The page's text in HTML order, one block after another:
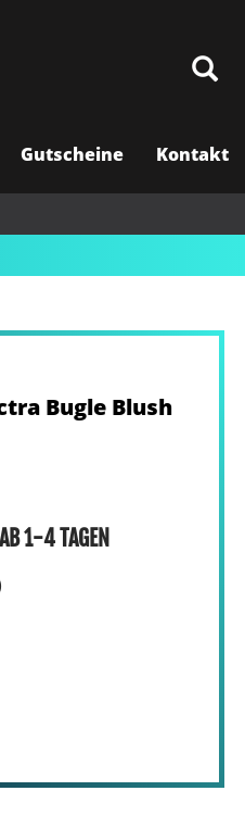
Gutscheine Kontakt
Bugle Blush
1-4 TAGEN